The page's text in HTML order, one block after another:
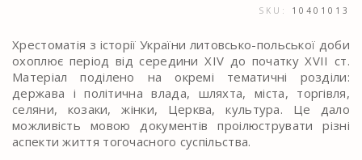
SKU: 10401013
Хрестоматія з історії України литовсько-польської доби
охоплює період від середини XIV до початку XVII ст.
Матеріал поділено на окремі тематичні розділи:
держава і політична влада, шляхта, міста, торгівля,
селяни, козаки, жінки, Церква, культура. Це дало
можливість мовою документів проілюструвати різні
аспекти життя тогочасного суспільства.